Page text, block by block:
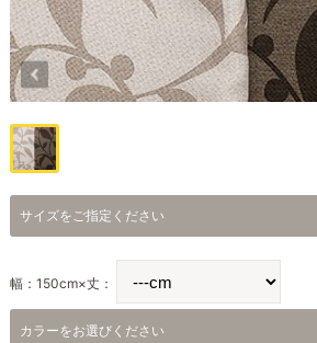
サイズをご指定ください
幅：150cm×丈：
カラーをお選びください